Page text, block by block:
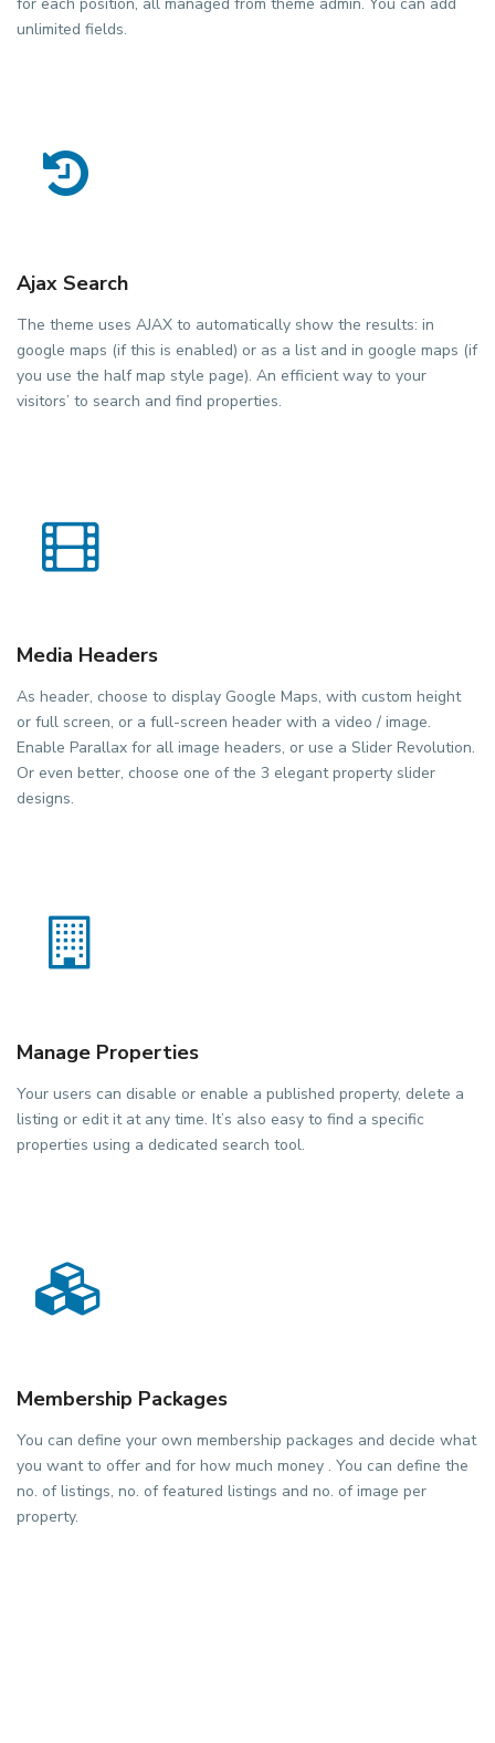
unlimited fields.
Ajax Search
The theme uses AJAX to automatically show the results: in
google maps (if this is enabled) or as a list and in google maps (if
you use the half map style page). An efficient way to your
visitors’ to search and find properties.
Media Headers
As header, choose to display Google Maps, with custom height
or full screen, or a full-screen header with a video / image.
Enable Parallax for all image headers, or use a Slider Revolution.
Or even better, choose one of the 3 elegant property slider
designs.
Manage Properties
Your users can disable or enable a published property, delete a
listing or edit it at any time. It’s also easy to find a specific
properties using a dedicated search tool.
Membership Packages
You can define your own membership packages and decide what
you want to offer and for how much money . You can define the
no. of listings, no. of featured listings and no. of image per
property.